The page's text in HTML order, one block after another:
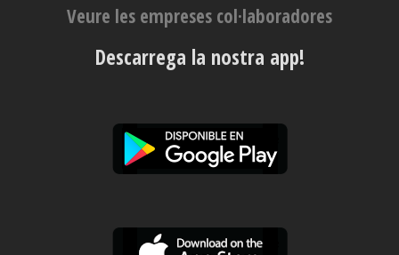
Veure les empreses col·laboradores
Descarrega la nostra app!